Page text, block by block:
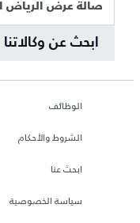
صالة عرض الرياض
ابحث عن وكالاتنا
الوظائف
الشروط والأحكام
ابحث عنا
سياسة الخصوصية